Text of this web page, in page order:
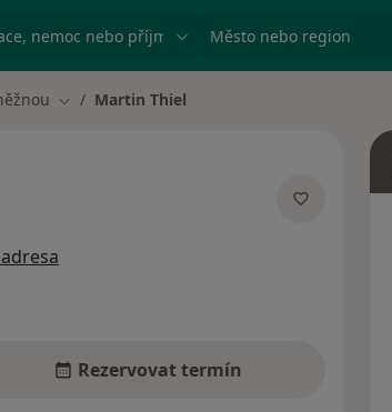
nemoc nebo příjmení Město nebo region
Změna města
Martin Thiel
Rezervovat termín